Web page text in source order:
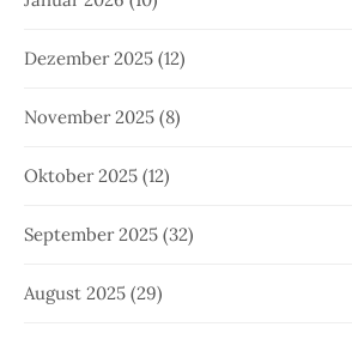
Dezember 2025 (12)
November 2025 (8)
Oktober 2025 (12)
September 2025 (32)
August 2025 (29)